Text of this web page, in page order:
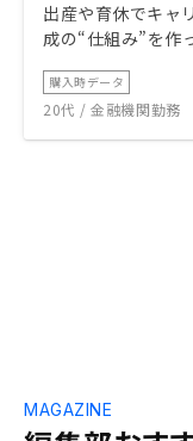
出産や育休でキャ
成の“仕組み”を作
購入時データ
20代 / 金融機関勤務
MAGAZINE